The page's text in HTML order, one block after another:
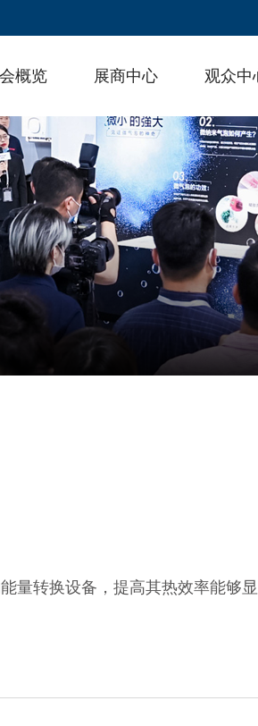
概览 展商中心 观众中
量转换设备，提高其热效率能够